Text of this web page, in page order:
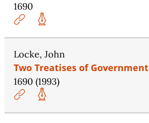
1690
Locke, John
Two Treatises of Government
1690 (1993)